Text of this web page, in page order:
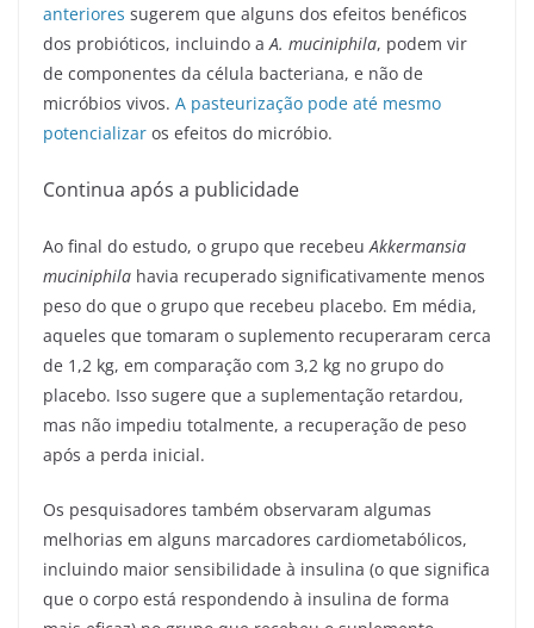
anteriores sugerem que alguns dos efeitos benéficos
dos probióticos, incluindo aA. muciniphila, podem vir
de componentes da célula bacteriana, e não de
micróbios vivos. A pasteurização pode até mesmo
potencializar os efeitos do micróbio.
Continua após a publicidade
Ao final do estudo, o grupo que recebeuAkkermansia
muciniphila havia recuperado significativamente menos
peso do que o grupo que recebeu placebo. Em média,
aqueles que tomaram o suplemento recuperaram cerca
de 1,2 kg, em comparação com 3,2 kg no grupo do
placebo. Isso sugere que a suplementação retardou,
mas não impediu totalmente, a recuperação de peso
após a perda inicial.
Os pesquisadores também observaram algumas
melhorias em alguns marcadores cardiometabólicos,
incluindo maior sensibilidade à insulina (o que significa
que o corpo está respondendo à insulina de forma